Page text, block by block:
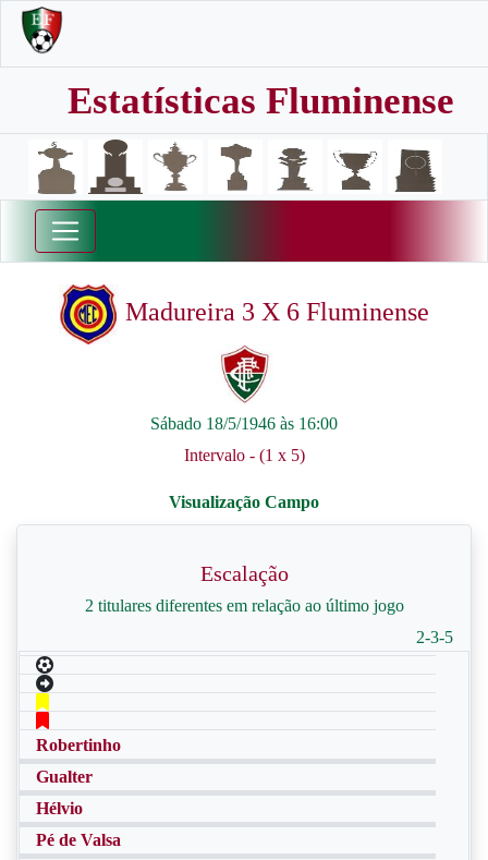
Estatísticas Fluminense
Madureira 3 X 6 Fluminense
Sábado 18/5/1946 às 16:00
Intervalo - (1 x 5)
Escalação
2 titulares diferentes em relação ao último jogo
2-3-5
Robertinho
Gualter
Hélvio
Pé de Valsa